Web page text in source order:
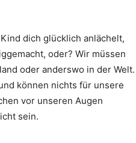
dich glücklich anlächelt,
oder? Wir müssen
oder anderswo in der Welt.
können nichts für unsere
vor unseren Augen
sein.